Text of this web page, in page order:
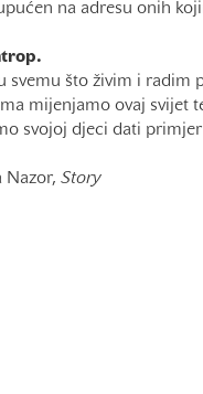
na adresu onih
svemu što živim i
mijenjamo ovaj svijet
svojoj djeci dati
Nazor, Story